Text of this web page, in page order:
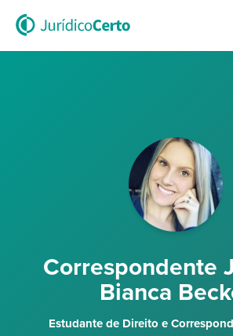
Correspondente
Bianca
Estudante de Direito e